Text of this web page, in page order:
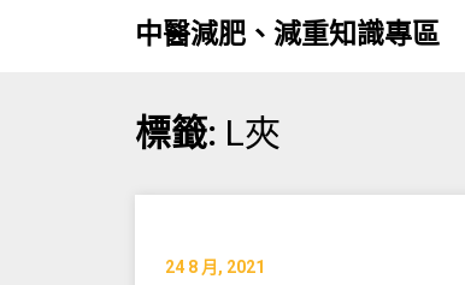
中醫減肥、減重知識專區
Skip
to
標籤: L夾
24 8 月, 2021